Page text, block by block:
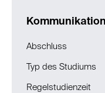
Abschluss
Typ des Studiums
Regelstudienzeit